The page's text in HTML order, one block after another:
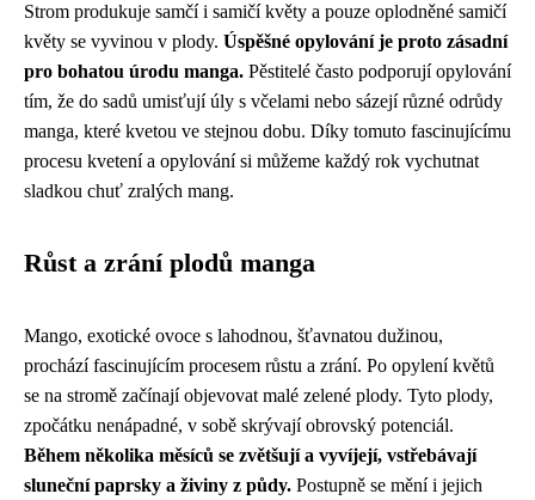
Strom produkuje samčí i samičí květy a pouze oplodněné samičí
květy se vyvinou v plody. Úspěšné opylování je proto zásadní
pro bohatou úrodu manga. Pěstitelé často podporují opylování
tím, že do sadů umisťují úly s včelami nebo sázejí různé odrůdy
manga, které kvetou ve stejnou dobu. Díky tomuto fascinujícímu
procesu kvetení a opylování si můžeme každý rok vychutnat
sladkou chuť zralých mang.
Růst a zrání plodů manga
Mango, exotické ovoce s lahodnou, šťavnatou dužinou,
prochází fascinujícím procesem růstu a zrání. Po opylení květů
se na stromě začínají objevovat malé zelené plody. Tyto plody,
zpočátku nenápadné, v sobě skrývají obrovský potenciál.
Během několika měsíců se zvětšují a vyvíjejí, vstřebávají
sluneční paprsky a živiny z půdy. Postupně se mění i jejich